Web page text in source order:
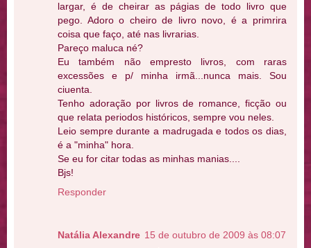
largar, é de cheirar as págias de todo livro que
pego. Adoro o cheiro de livro novo, é a primrira
coisa que faço, até nas livrarias.
Pareço maluca né?
Eu também não empresto livros, com raras
excessões e p/ minha irmã...nunca mais. Sou
ciuenta.
Tenho adoração por livros de romance, ficção ou
que relata periodos históricos, sempre vou neles.
Leio sempre durante a madrugada e todos os dias,
é a "minha" hora.
Se eu for citar todas as minhas manias....
Bjs!
Responder
Natália Alexandre 15 de outubro de 2009 às 08:07